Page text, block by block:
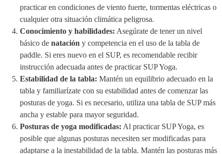
practicar en condiciones de viento fuerte, tormentas eléctricas o
cualquier otra situación climática peligrosa.
Conocimiento y habilidades: Asegúrate de tener un nivel
básico de natación y competencia en el uso de la tabla de
paddle. Si eres nuevo en el SUP, es recomendable recibir
instrucción adecuada antes de practicar SUP Yoga.
Estabilidad de la tabla: Mantén un equilibrio adecuado en la
tabla y familiarízate con su estabilidad antes de comenzar las
posturas de yoga. Si es necesario, utiliza una tabla de SUP más
ancha y estable para mayor seguridad.
Posturas de yoga modificadas: Al practicar SUP Yoga, es
posible que algunas posturas necesiten ser modificadas para
adaptarse a la inestabilidad de la tabla. Mantén las posturas más